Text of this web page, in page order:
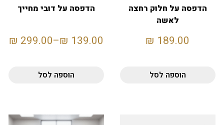
הדפסה על חלוק רחצה
לאשה
189.00
₪
הוספה לסל
הדפסה על דובי מחייך
139.00
₪
–
299.00
₪
הוספה לסל